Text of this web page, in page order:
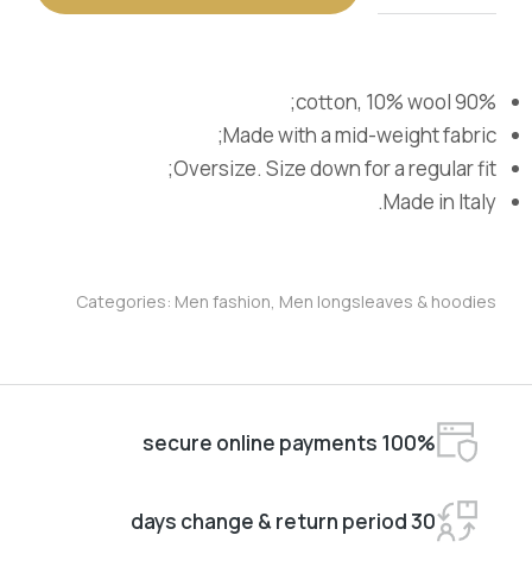
90% cotton, 10% wool;
Made with a mid-weight fabric;
Oversize. Size down for a regular fit;
Made in Italy.
Categories: Men fashion, Men longsleaves & hoodies
100% secure online payments
30 days change & return period